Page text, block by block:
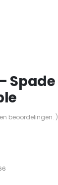
Spade
beoordelingen. )